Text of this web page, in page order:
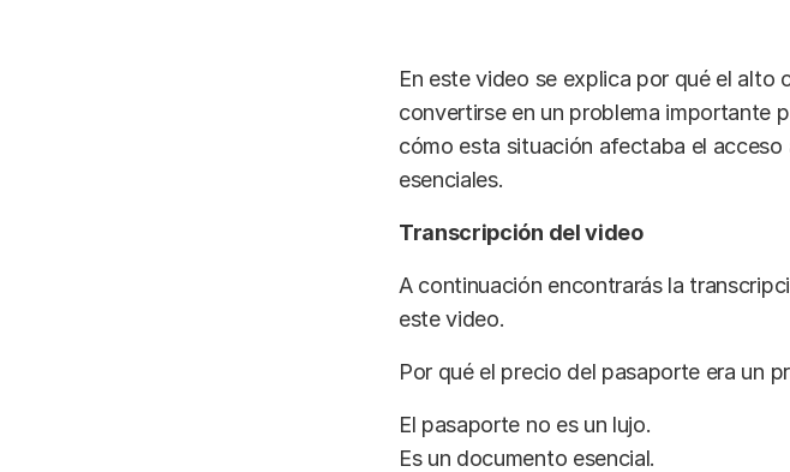
En este video se explica por qué el
convertirse en un problema importante
cómo esta situación afectaba el
esenciales.
Transcripción del video
A continuación encontrarás la
este video.
Por qué el precio del pasaporte era un
El pasaporte no es un lujo.
Es un documento esencial.